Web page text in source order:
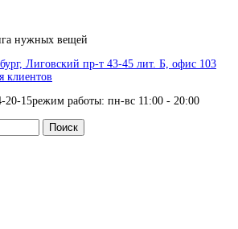
нужных вещей
Лиговский пр-т 43-45 лит. Б, офис 103
клиентов
20-15режим работы: пн-вс 11:00 - 20:00